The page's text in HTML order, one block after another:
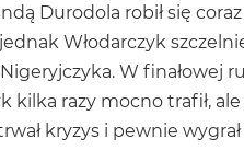
Durodola robił się
Włodarczyk
W finałowej
kilka razy mocno trafił,
kryzys i pewnie